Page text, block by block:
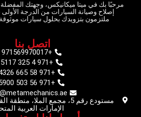
مرحبًا بك في ميتا ميكانيكس، وجهتك
إصلاح وصيانة السيارات من الدرجة
ملتزمون بتزويدك بحلول سيارات
اتصل بنا
+971569970017
+971 4 325 5117
+971 58 665 4326
+971 56 503 5900
الإمارات العربية